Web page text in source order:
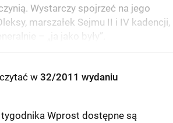
Wystarczy spojrzeć na jego
marszałek Sejmu II i IV kadencji,
– „ja jako były”.
w 32/2011 wydaniu
Wprost dostępne są